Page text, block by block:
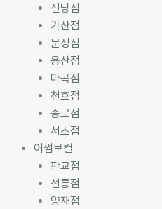
신당점
가산점
문정점
용산점
마곡점
천호점
종로점
서초점
어썸보컬
판교점
선릉점
양재점